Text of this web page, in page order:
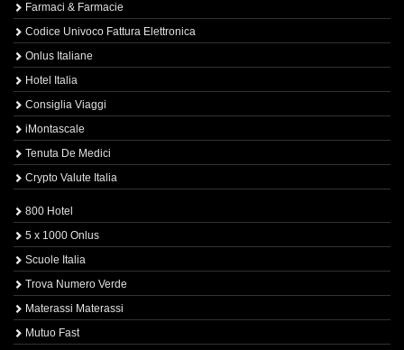
Farmaci & Farmacie
Codice Univoco Fattura Elettronica
Onlus Italiane
Hotel Italia
Consiglia Viaggi
iMontascale
Tenuta De Medici
Crypto Valute Italia
800 Hotel
5 x 1000 Onlus
Scuole Italia
Trova Numero Verde
Materassi Materassi
Mutuo Fast